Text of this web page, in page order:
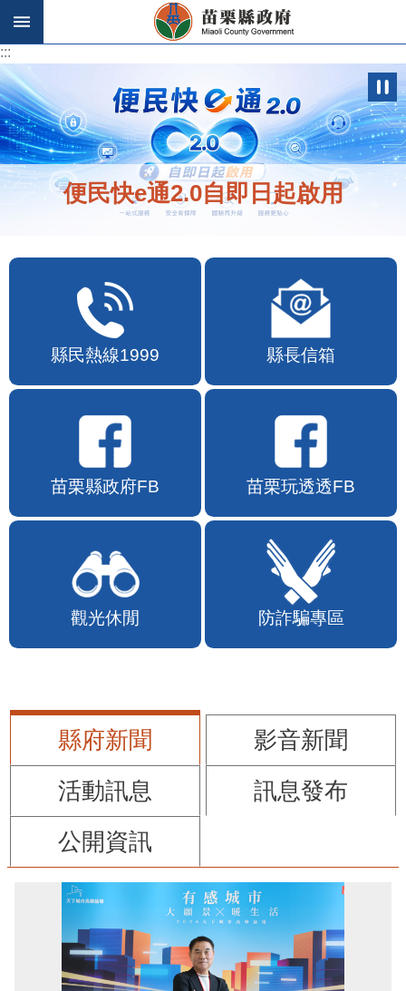
跳到主要內容區塊
:::
:::
便民快e通2.0自即日起啟用
縣民熱線1999 縣長信箱
苗栗縣政府FB 苗栗玩透透FB
觀光休閒 防詐騙專區
縣府新聞
影音新聞
活動訊息
訊息發布
公開資訊